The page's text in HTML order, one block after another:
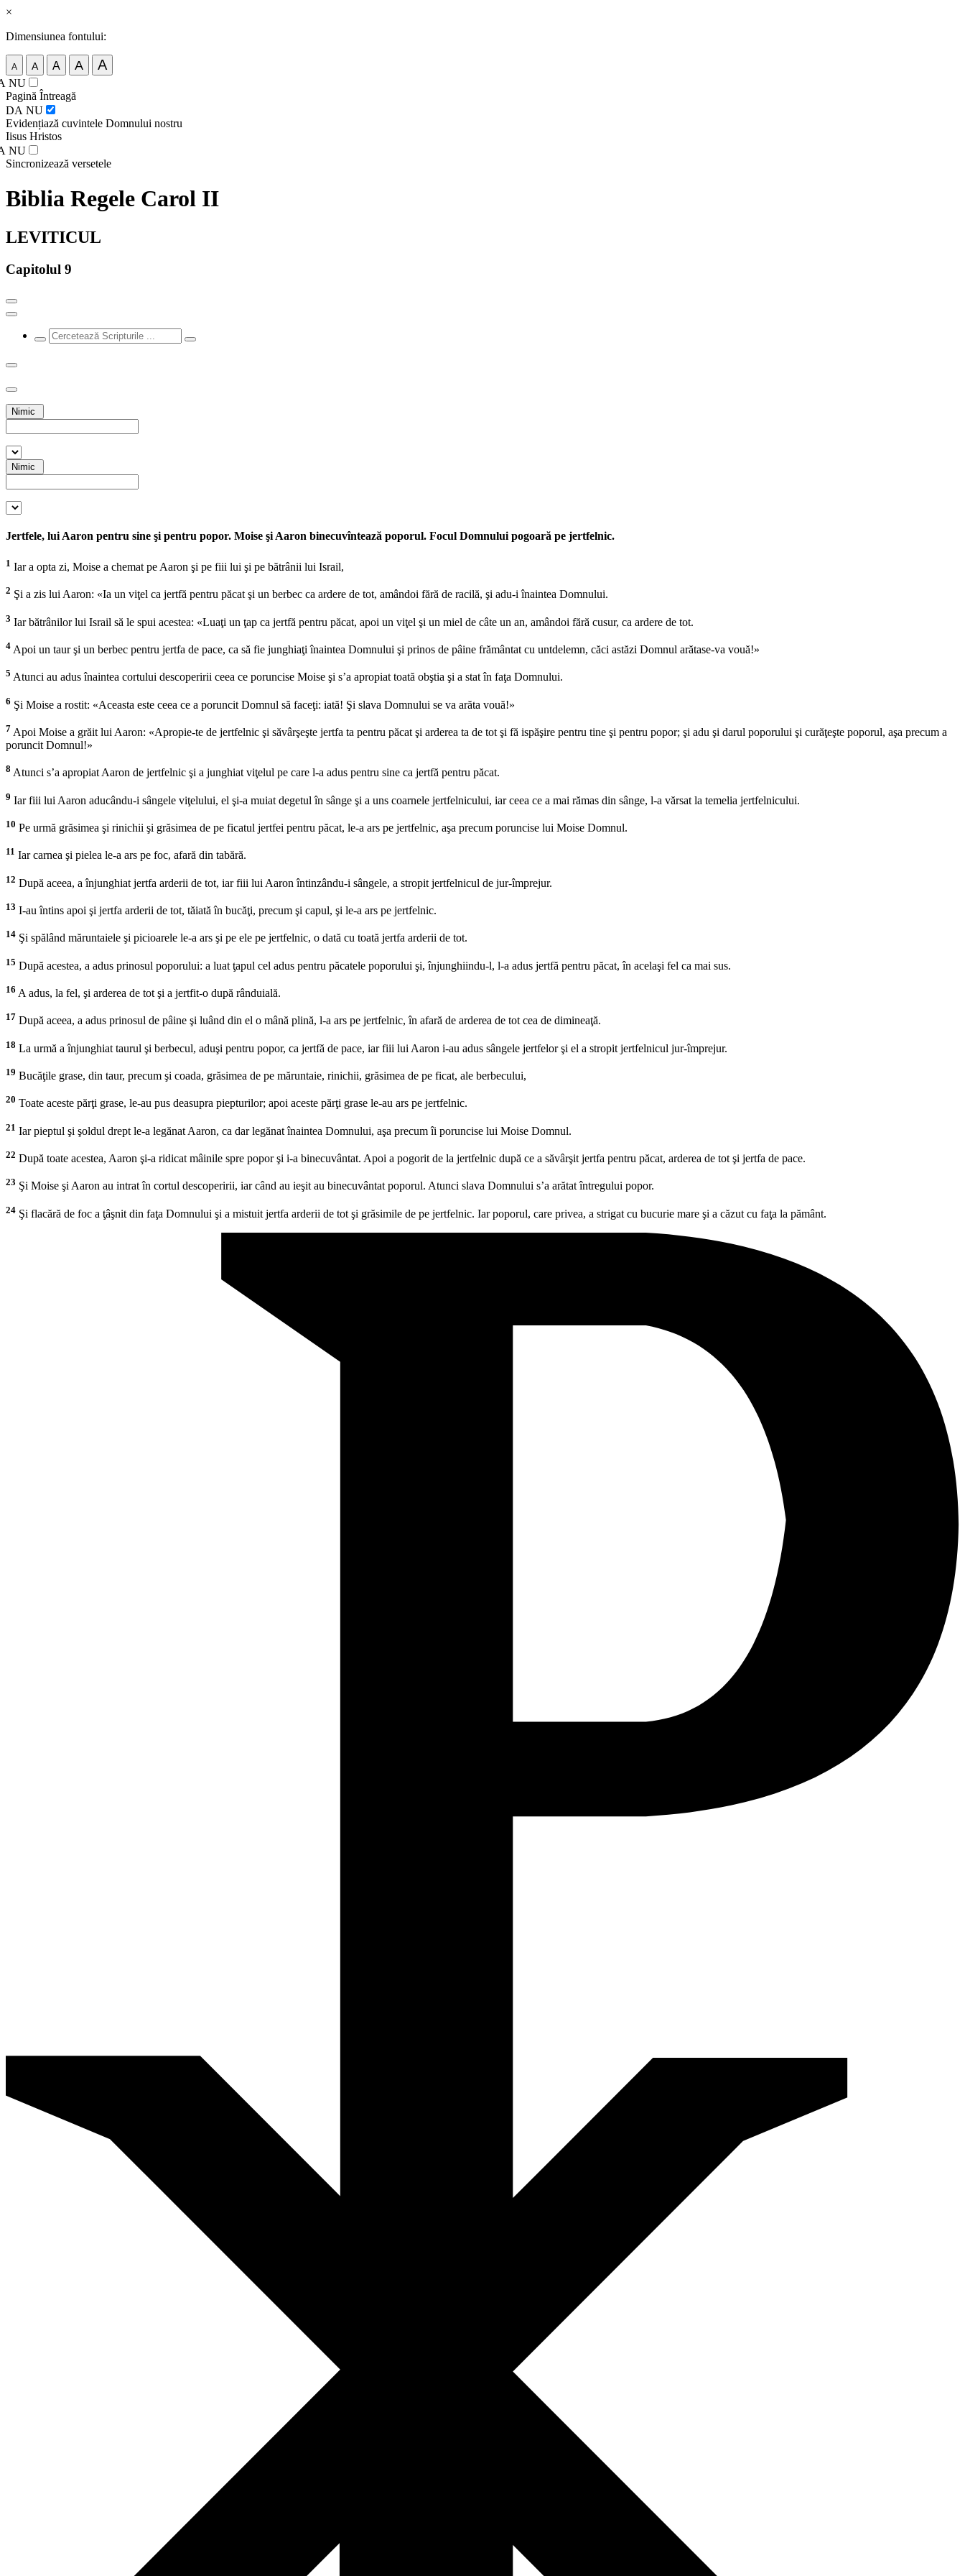
×
Dimensiunea fontului:
A A A A A
NU
Pagină Întreagă
DA NU
Evidențiază cuvintele Domnului nostru
Iisus Hristos
NU
Sincronizează versetele
Biblia Regele Carol II
LEVITICUL
Capitolul 9
Nimic
Nimic
Jertfele, lui Aaron pentru sine şi pentru popor. Moise şi Aaron binecuvîntează poporul. Focul Domnului pogoară pe jertfelnic.
1 Iar a opta zi, Moise a chemat pe Aaron şi pe fiii lui şi pe bătrânii lui Israil,
2 Şi a zis lui Aaron: «Ia un viţel ca jertfă pentru păcat şi un berbec ca ardere de tot, amândoi fără de racilă, şi adu-i înaintea Domnului.
3 Iar bătrânilor lui Israil să le spui acestea: «Luaţi un ţap ca jertfă pentru păcat, apoi un viţel şi un miel de câte un an, amândoi fără cusur, ca ardere de tot.
4 Apoi un taur şi un berbec pentru jertfa de pace, ca să fie junghiaţi înaintea Domnului şi prinos de pâine frământat cu untdelemn, căci astăzi Domnul arătase-va vouă!»
5 Atunci au adus înaintea cortului descoperirii ceea ce poruncise Moise şi s’a apropiat toată obştia şi a stat în faţa Domnului.
6 Şi Moise a rostit: «Aceasta este ceea ce a poruncit Domnul să faceţi: iată! Şi slava Domnului se va arăta vouă!»
7 Apoi Moise a grăit lui Aaron: «Apropie-te de jertfelnic şi săvârşeşte jertfa ta pentru păcat şi arderea ta de tot şi fă ispăşire pentru tine şi pentru popor; şi adu şi darul poporului şi curăţeşte poporul, aşa precum a
poruncit Domnul!»
8 Atunci s’a apropiat Aaron de jertfelnic şi a junghiat viţelul pe care l-a adus pentru sine ca jertfă pentru păcat.
9 Iar fiii lui Aaron aducându-i sângele viţelului, el şi-a muiat degetul în sânge şi a uns coarnele jertfelnicului, iar ceea ce a mai rămas din sânge, l-a vărsat la temelia jertfelnicului.
10 Pe urmă grăsimea şi rinichii şi grăsimea de pe ficatul jertfei pentru păcat, le-a ars pe jertfelnic, aşa precum poruncise lui Moise Domnul.
11 Iar carnea şi pielea le-a ars pe foc, afară din tabără.
12 După aceea, a înjunghiat jertfa arderii de tot, iar fiii lui Aaron întinzându-i sângele, a stropit jertfelnicul de jur-împrejur.
13 I-au întins apoi şi jertfa arderii de tot, tăiată în bucăţi, precum şi capul, şi le-a ars pe jertfelnic.
14 Şi spălând măruntaiele şi picioarele le-a ars şi pe ele pe jertfelnic, o dată cu toată jertfa arderii de tot.
15 După acestea, a adus prinosul poporului: a luat ţapul cel adus pentru păcatele poporului şi, înjunghiindu-l, l-a adus jertfă pentru păcat, în acelaşi fel ca mai sus.
16 A adus, la fel, şi arderea de tot şi a jertfit-o după rânduială.
17 După aceea, a adus prinosul de pâine şi luând din el o mână plină, l-a ars pe jertfelnic, în afară de arderea de tot cea de dimineaţă.
18 La urmă a înjunghiat taurul şi berbecul, aduşi pentru popor, ca jertfă de pace, iar fiii lui Aaron i-au adus sângele jertfelor şi el a stropit jertfelnicul jur-împrejur.
19 Bucăţile grase, din taur, precum şi coada, grăsimea de pe măruntaie, rinichii, grăsimea de pe ficat, ale berbecului,
20 Toate aceste părţi grase, le-au pus deasupra piepturilor; apoi aceste părţi grase le-au ars pe jertfelnic.
21 Iar pieptul şi şoldul drept le-a legănat Aaron, ca dar legănat înaintea Domnului, aşa precum îi poruncise lui Moise Domnul.
22 După toate acestea, Aaron şi-a ridicat mâinile spre popor şi i-a binecuvântat. Apoi a pogorit de la jertfelnic după ce a săvârşit jertfa pentru păcat, arderea de tot şi jertfa de pace.
23 Şi Moise şi Aaron au intrat în cortul descoperirii, iar când au ieşit au binecuvântat poporul. Atunci slava Domnului s’a arătat întregului popor.
24 Şi flacără de foc a ţâşnit din faţa Domnului şi a mistuit jertfa arderii de tot şi grăsimile de pe jertfelnic. Iar poporul, care privea, a strigat cu bucurie mare şi a căzut cu faţa la pământ.